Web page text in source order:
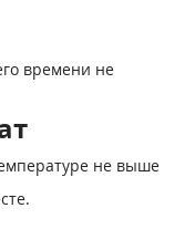
времени не
не выше